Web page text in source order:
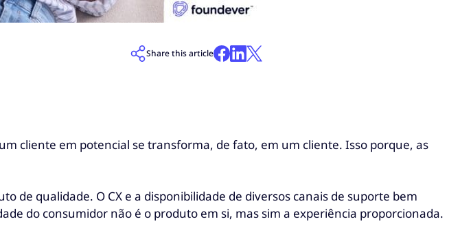
Share this article
cliente em potencial se transforma, de fato, em um cliente. Isso porque, as
de qualidade. O CX e a disponibilidade de diversos canais de suporte bem
do consumidor não é o produto em si, mas sim a experiência proporcionada.